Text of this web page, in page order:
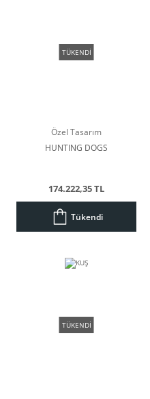
TÜKENDİ
Özel Tasarım
HUNTING DOGS
174.222,35 TL
Tükendi
TÜKENDİ